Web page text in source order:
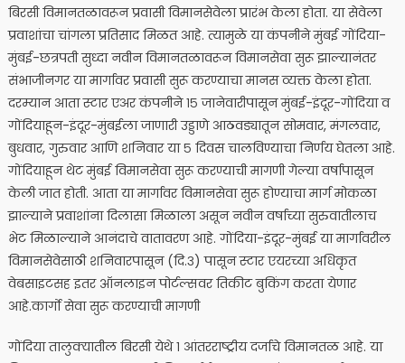
बिरसी विमानतळावरून प्रवासी विमानसेवेला प्रारंभ केला होता. या सेवेला
प्रवाशांचा चांगला प्रतिसाद मिळत आहे. त्यामुळे या कंपनीने मुंबई गोंदिया-
मुंबई-छत्रपती सुध्दा नवीन विमानतळावरून विमानसेवा सुरू झाल्यानंतर
संभाजीनगर या मार्गावर प्रवासी सुरू करण्याचा मानस व्यक्त केला होता.
दरम्यान आता स्टार एअर कंपनीने १५ जानेवारीपासून मुंबई-इंदूर-गोंदिया व
गोंदियाहून-इंदूर-मुंबईला जाणारी उड्डाणे आठवड्यातून सोमवार, मंगलवार,
बुधवार, गुरुवार आणि शनिवार या ५ दिवस चालविण्याचा निर्णय घेतला आहे.
गोंदियाहून थेट मुंबई विमानसेवा सुरू करण्याची मागणी गेल्या वर्षापासून
केली जात होती. आता या मार्गावर विमानसेवा सुरू होण्याचा मार्ग मोकळा
झाल्याने प्रवाशांना दिलासा मिळाला असून नवीन वर्षाच्या सुरुवातीलाच
भेट मिळाल्याने आनंदाचे वातावरण आहे. गोंदिया-इंदूर-मुंबई या मार्गावरील
विमानसेवेसाठी शनिवारपासून (दि.३) पासून स्टार एयरच्या अधिकृत
वेबसाइटसह इतर ऑनलाइन पोर्टल्सवर तिकीट बुकिंग करता येणार
आहे.कार्गो सेवा सुरू करण्याची मागणी
गोंदिया तालुक्यातील बिरसी येथे १ आंतरराष्ट्रीय दर्जाचे विमानतळ आहे. या